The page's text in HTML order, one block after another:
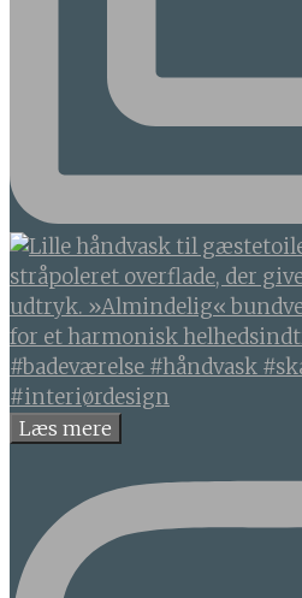
Læs mere